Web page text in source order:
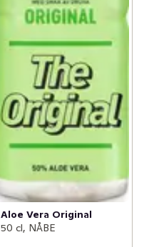
Aloe Vera Original
50 cl, NÅBE